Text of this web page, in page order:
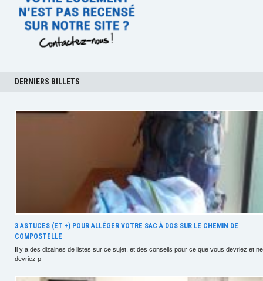
DERNIERS BILLETS
3 ASTUCES (ET +) POUR ALLÉGER VOTRE SAC À DOS SUR LE CHEMIN DE
COMPOSTELLE
Il y a des dizaines de listes sur ce sujet, et des conseils pour ce que vous devriez et ne
devriez p